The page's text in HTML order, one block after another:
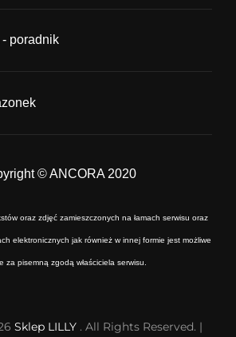
poradnik
© ANCORA 2020
oraz zdjęć zamieszczonych na łamach serwisu oraz
elektronicznych jak również w innej formie jest możliwe
za pisemną zgodą właściciela serwisu.
Sklep LILLY . All Rights Reserved. |